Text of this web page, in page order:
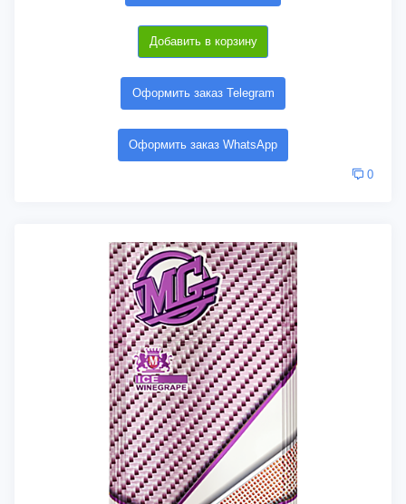
Добавить в корзину
Оформить заказ Telegram
Оформить заказ WhatsApp
0